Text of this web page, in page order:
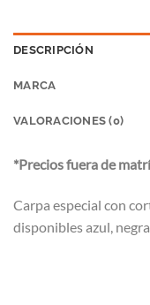
DESCRIPCIÓN
MARCA
VALORACIONES (0)
*Precios fuera de
Carpa especial con
disponibles azul,